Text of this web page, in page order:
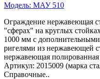
Модель: МАУ 510
Ограждение нержавеющая
"сферах" на круглых
1000 мм с
ригелями из нержавеющей
нержавеющая
Артикул: 2015009 (марка
Справочные..